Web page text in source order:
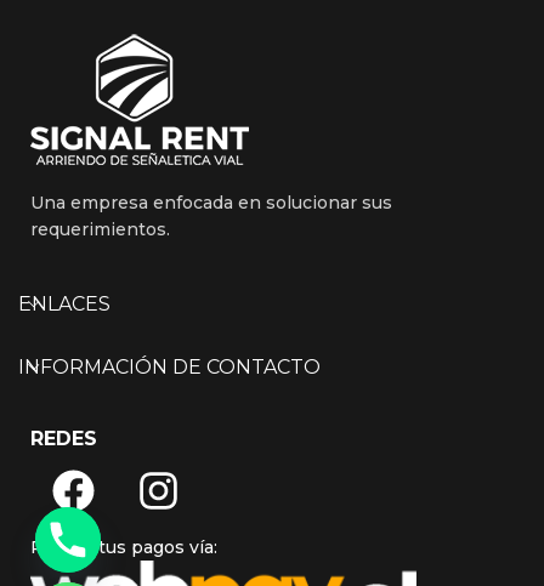
Una empresa enfocada en solucionar sus
requerimientos.
ENLACES
INFORMACIÓN DE CONTACTO
REDES
Realiza tus pagos vía: